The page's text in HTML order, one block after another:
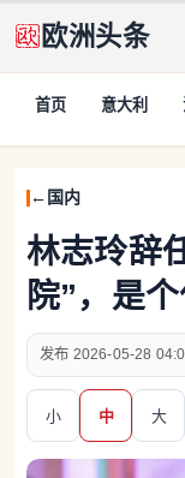
欧洲头条
首页 意大利
国内
林志玲辞
院”，是个
2026-05-28
小 中 大